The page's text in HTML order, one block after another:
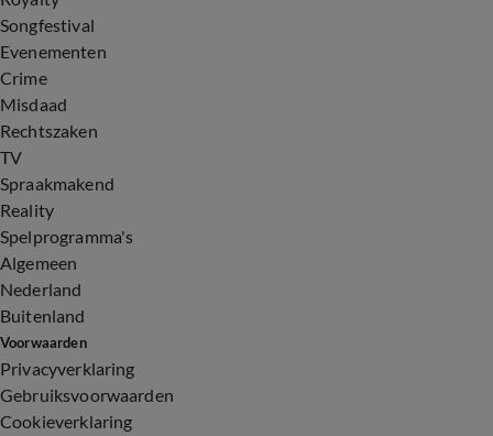
Songfestival
Evenementen
Crime
Misdaad
Rechtszaken
TV
Spraakmakend
Reality
Spelprogramma's
Algemeen
Nederland
Buitenland
Voorwaarden
Privacyverklaring
Gebruiksvoorwaarden
Cookieverklaring